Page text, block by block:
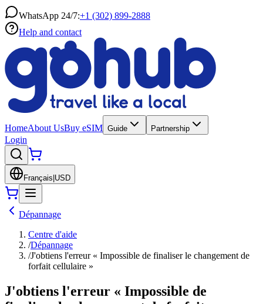
WhatsApp 24/7:+1 (302) 899-2888
Help and contact
HomeAbout UsBuy eSIM Guide Partnership
Login
Français USD
Dépannage
Centre d'aide
/Dépannage
/J'obtiens l'erreur « Impossible de finaliser le changement de
forfait cellulaire »
J'obtiens l'erreur « Impossible de